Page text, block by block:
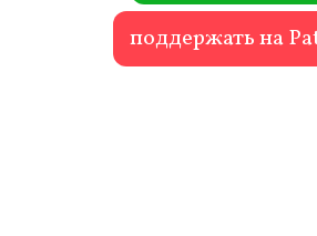
поддержать на